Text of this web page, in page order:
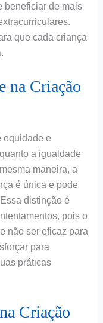
beneficiar de mais
que cada criança
na Criação
equidade e
a igualdade
maneira, a
é única e pode
distinção é
pois o
não ser eficaz para
para
práticas
Criação